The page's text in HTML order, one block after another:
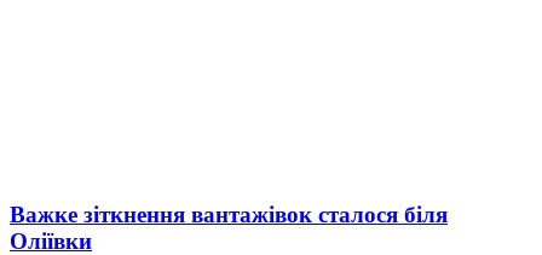
Важке зіткнення вантажівок сталося біля
Оліївки